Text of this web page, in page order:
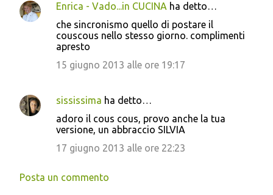
C
n
t
Enrica - Vado...in CUCINA ha detto…
che sincronismo quello di postare il
couscous nello stesso giorno. complimenti
apresto
15 giugno 2013 alle ore 19:17
sississima ha detto…
adoro il cous cous, provo anche la tua
versione, un abbraccio SILVIA
17 giugno 2013 alle ore 22:23
Posta un commento